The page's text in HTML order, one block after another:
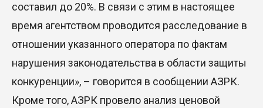
составил до 20%. В связи с этим в настоящее
время агентством проводится расследование в
отношении указанного оператора по фактам
нарушения законодательства в области защиты
конкуренции», – говорится в сообщении АЗРК.
Кроме того, АЗРК провело анализ ценовой